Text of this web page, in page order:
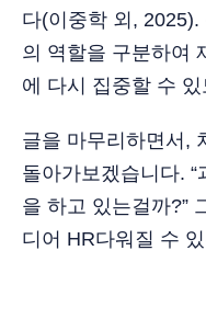
다(이중학 외,
의 역할을 구분하여
에 다시 집중할 수
글을 마무리하면서,
돌아가보겠습니다.
을 하고 있는걸까?”
디어 HR다워질 수